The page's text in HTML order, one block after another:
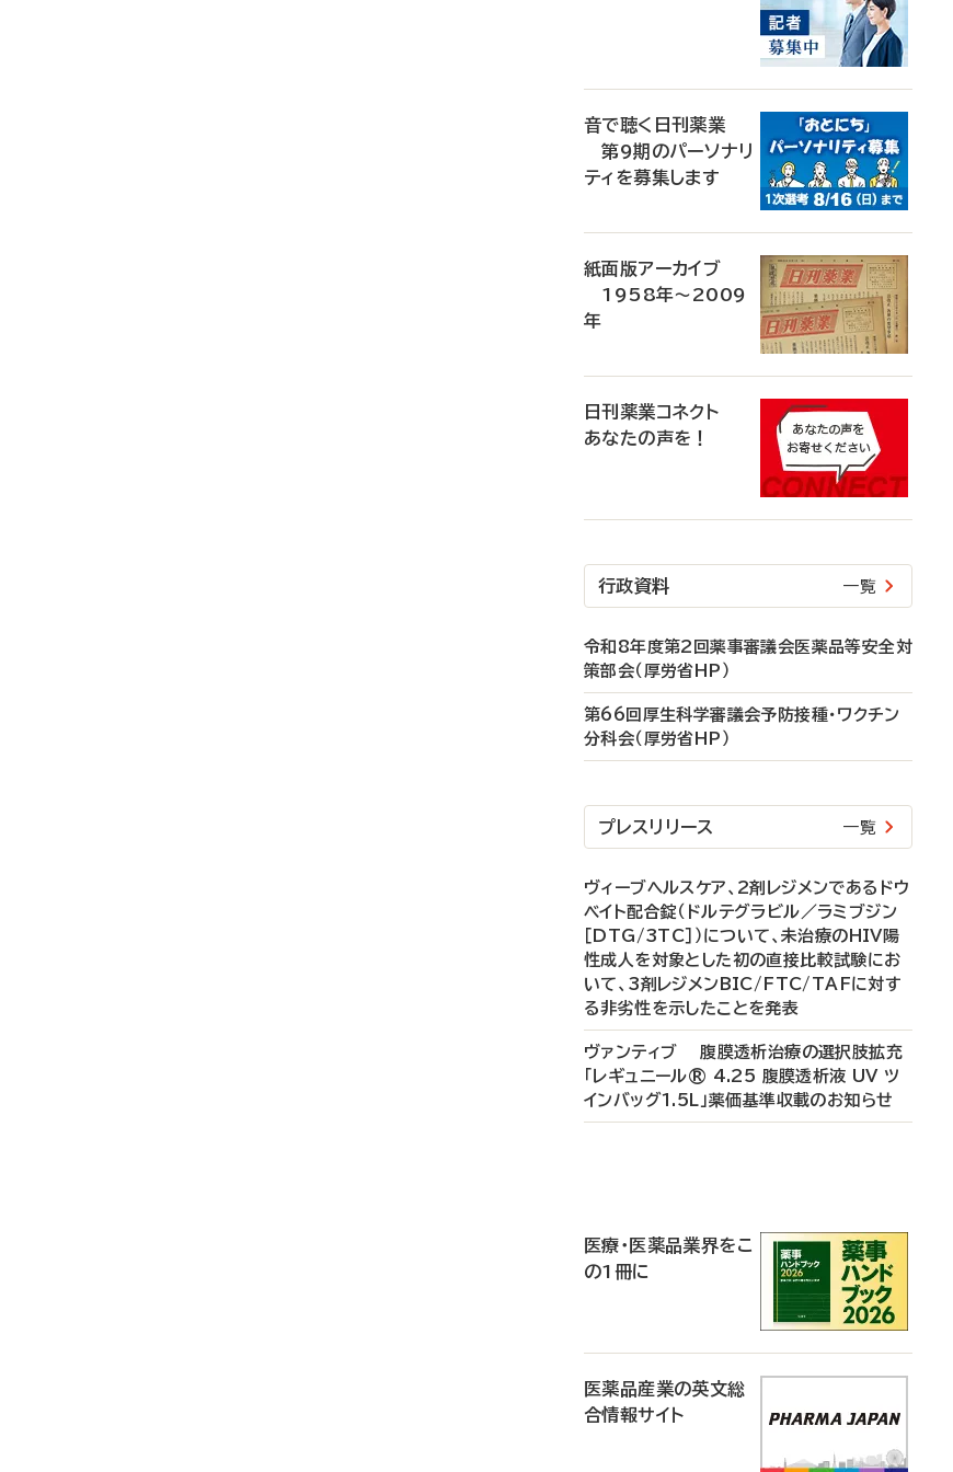
音で聴く日刊薬業
第9期のパーソナリ
ティを募集します
紙面版アーカイブ
1958年～2009
年
日刊薬業コネクト
あなたの声を！
行政資料 一覧
令和8年度第2回薬事審議会医薬品等安全対
策部会（厚労省HP）
第66回厚生科学審議会予防接種・ワクチン
分科会（厚労省HP）
プレスリリース 一覧
ヴィーブヘルスケア、2剤レジメンであるドウ
ベイト配合錠（ドルテグラビル／ラミブジン
［DTG/3TC］）について、未治療のHIV陽
性成人を対象とした初の直接比較試験にお
いて、3剤レジメンBIC/FTC/TAFに対す
る非劣性を示したことを発表
ヴァンティブ 腹膜透析治療の選択肢拡充
「レギュニール® 4.25 腹膜透析液 UV ツ
インバッグ1.5L」薬価基準収載のお知らせ
医療・医薬品業界をこ
の1冊に
医薬品産業の英文総
合情報サイト